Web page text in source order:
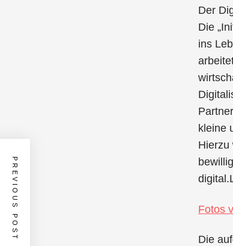
Der
Die
ins
kleine
Hierzu
Fotos
Die
PREVIOUS POST